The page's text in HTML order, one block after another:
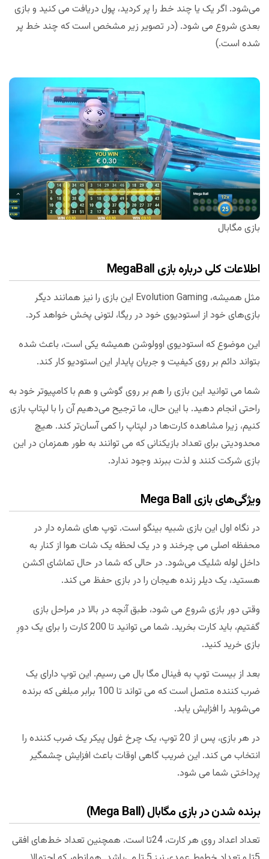
می‌شود. اگر یک یا چند خط را پر کردید، پول دریافت می کنید و بازی
بعدی شروع می شود. (در تصویر زیر مشخص است که چند خط پر
شده است.)
بازی مگابال
اطلاعات کلی درباره بازی MegaBall
مثل همیشه، Evolution Gaming این بازی را نیز همانند دیگر
بازی‌های خود از استودیوی خود در ریگا، لتونی پخش خواهد کرد.
این موضوع که استودیوی اوولوشن همیشه یکی است، باعث شده
بتواند دائم بر روی کیفیت و جریان پایدار این استودیو کار کند.
شما می توانید این بازی را هم بر روی گوشی و هم با کامپیوتر خود به
راحتی انجام دهید. با این حال، ما ترجیح می‌دهیم آن را با لپتاپ بازی
کنیم، زیرا مشاهده کارت‌ها در لپتاپ را کمی آسان‌تر کند. هیچ
محدودیتی برای تعداد بازیکنانی که می توانند به طور همزمان در این
بازی شرکت کنند و لذت ببرند وجود ندارد.
ویژگی‌های بازی Mega Ball
در نگاه اول این بازی شبیه بینگو است. توپ های شماره دار در
محفظه اصلی می چرخند و در یک لحظه یک شات هوا از کنار به
داخل لوله شلیک می‌شود. در حالی که شما در حال تماشای اکشن
هستید، یک دیلر زنده هیجان را در بازی حفظ می کند.
وقتی دور بازی شروع می شود، طبق آنچه در بالا در مراحل بازی
گفتیم، باید کارت بخرید. شما می توانید تا 200 کارت را برای یک دورِ
بازی خرید کنید.
بعد از بیست توپ به فینال مگا بال می رسیم. این توپ دارای یک
ضرب کننده متصل است که می تواند تا 100 برابر مبلغی که برنده
می‌شوید را افزایش یابد.
در هر بازی، پس از 20 توپ، یک چرخ غول پیکر یک ضرب کننده را
انتخاب می کند. این ضریب گاهی اوقات باعث افزایش چشمگیر
پرداختی شما می شود.
برنده شدن در بازی مگابال (Mega Ball)
تعداد اعداد روی هر کارت، 24تا است. همچنین تعداد خط‌های افقی